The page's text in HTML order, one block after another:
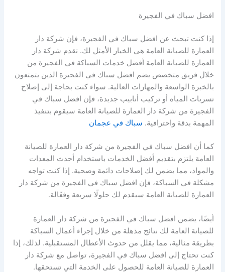
افضل سباك في الفجيرة
إذا كنت تبحث عن افضل سباك في الفجيرة، فإن شركة دار
العمارة للصيانة العامة هي الخيار الأمثل لك. تقدم شركة دار
العمارة للصيانة العامة أفضل خدمات السباكة في الفجيرة من
خلال فريق متخصص يضم افضل سباك في الفجيرة الذين يتمتعون
بالخبرة الواسعة والمهارات العالية. سواء كنت بحاجة إلى إصلاح
تسربات المياه أو تركيب أنابيب جديدة، فإن افضل سباك في
الفجيرة من شركة دار العمارة للصيانة العامة سيقوم بتنفيذ
المهمة بدقة واحترافية. سباك في عجمان
كما أن افضل سباك في الفجيرة من شركة دار العمارة للصيانة
العامة يلتزم بتقديم أفضل الخدمات باستخدام أحدث المعدات
والمواد، مما يضمن لك إصلاحات دائمة وصحية. إذا كنت تواجه
مشكلة في السباكة، فإن افضل سباك في الفجيرة من شركة دار
العمارة للصيانة العامة سيقدم لك حلولًا سريعة وفعّالة.
أيضًا، يضمن افضل سباك في الفجيرة من شركة دار العمارة
للصيانة العامة لك نتائج مذهلة من خلال إجراء أعمال السباكة
بطريقة مثالية، مما يقلل من حدوث الأعطال المستقبلية. لذلك، إذا
كنت تحتاج إلى افضل سباك في الفجيرة، تواصل مع شركة دار
العمارة للصيانة العامة للحصول على الخدمة التي تستحقها.